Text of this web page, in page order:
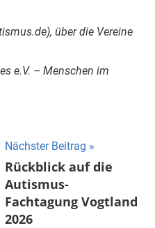
über die Vereine
e.V. – Menschen im
Nächster Beitrag
Rückblick auf die
Autismus-
Fachtagung Vogtland
2026